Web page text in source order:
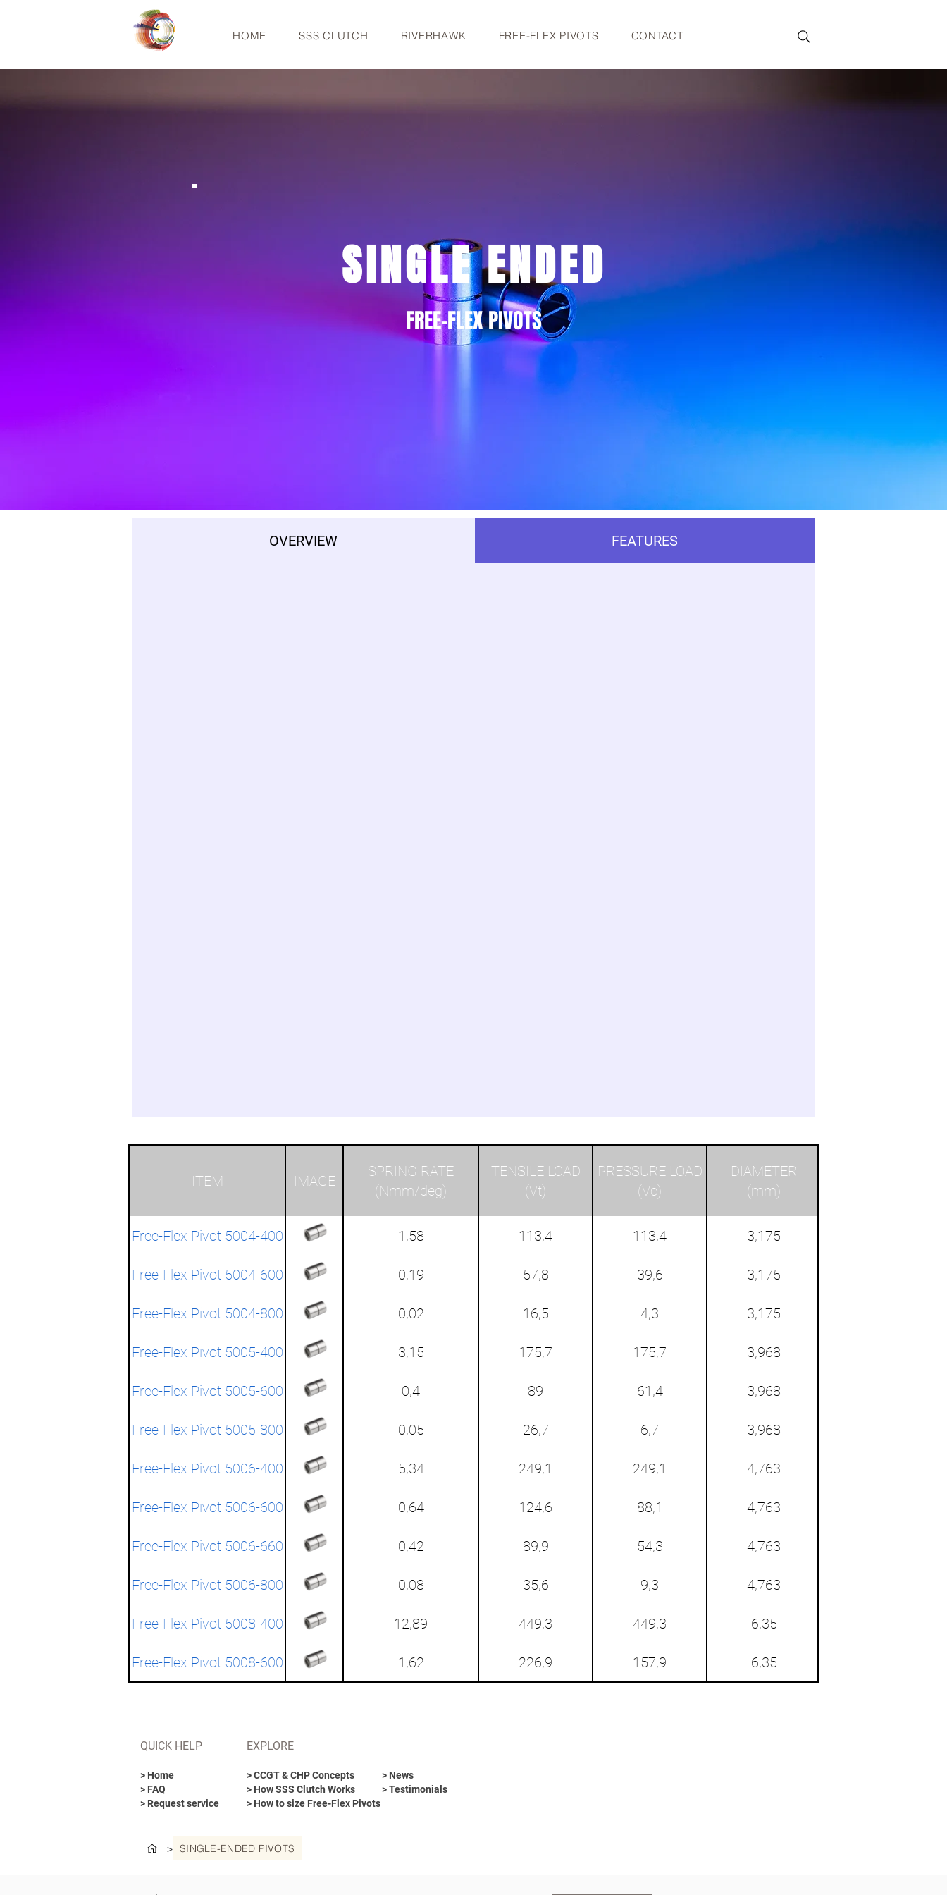
HOME SSS CLUTCH RIVERHAWK FREE-FLEX PIVOTS CONTACT
SINGLE ENDED
FREE-FLEX PIVOTS
OVERVIEW FEATURES
ITEM IMAGE
SPRING RATE
(Nmm/deg)
TENSILE LOAD
(Vt)
PRESSURE LOAD
(Vc)
‎ ‎ DIAMETER ‎ ‎
(mm)
Free-Flex Pivot 5004-400 1,58 113,4 113,4 3,175
Free-Flex Pivot 5004-600 0,19 57,8 39,6 3,175
Free-Flex Pivot 5004-800 0,02 16,5 4,3 3,175
Free-Flex Pivot 5005-400 3,15 175,7 175,7 3,968
Free-Flex Pivot 5005-600 0,4 89 61,4 3,968
Free-Flex Pivot 5005-800 0,05 26,7 6,7 3,968
Free-Flex Pivot 5006-400 5,34 249,1 249,1 4,763
Free-Flex Pivot 5006-600 0,64 124,6 88,1 4,763
Free-Flex Pivot 5006-660 0,42 89,9 54,3 4,763
Free-Flex Pivot 5006-800 0,08 35,6 9,3 4,763
Free-Flex Pivot 5008-400 12,89 449,3 449,3 6,35
Free-Flex Pivot 5008-600 1,62 226,9 157,9 6,35
QUICK HELP
> Home
> FAQ
> Request service
EXPLORE
> CCGT & CHP Concepts
> How SSS Clutch Works
> How to size Free-Flex Pivots
> News
> Testimonials
> SINGLE-ENDED PIVOTS